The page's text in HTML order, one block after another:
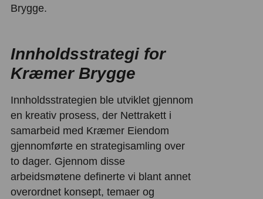
Brygge.
Innholdsstrategi for
Kræmer Brygge
Innholdsstrategien ble utviklet gjennom
en kreativ prosess, der Nettrakett i
samarbeid med Kræmer Eiendom
gjennomførte en strategisamling over
to dager. Gjennom disse
arbeidsmøtene definerte vi blant annet
overordnet konsept, temaer og